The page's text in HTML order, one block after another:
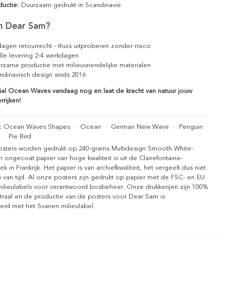
Duurzaam gedrukt in Scandinavië
Dear Sam?
retourrecht - thuis uitproberen zonder risico
levering 2-4 werkdagen
productie met milieuvriendelijke materialen
design sinds 2016
Ocean Waves vandaag nog en laat de kracht van natuur jouw
Ocean Waves Shapes · Ocean · German New Wave · Penguin
· Pie Bird
worden gedrukt op 240-grams Multidesign Smooth White-
ongecoat papier van hoge kwaliteit is uit de Clairefontaine-
in Frankrijk. Het papier is van archiefkwaliteit, het vergeelt dus niet
van tijd. Al onze posters zijn gedrukt op papier met de FSC- en EU
voor verantwoord bosbeheer. Onze drukkerijen zijn 100%
en de productie van de posters voor Dear Sam is
met het Svanen milieulabel.